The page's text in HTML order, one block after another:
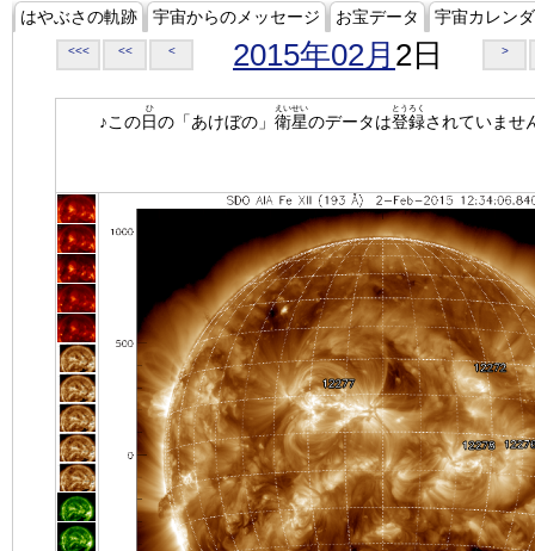
はやぶさの軌跡 宇宙からのメッセージ お宝データ 宇宙カレン
<<< << < 2015年02月 2日 >
♪この日
ひ
の「あけぼの」 衛星
えいせい
のデータは登録
とうろく
されていませ